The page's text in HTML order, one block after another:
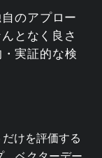
のアプロー
となく良さ
実証的な検
けを評価する